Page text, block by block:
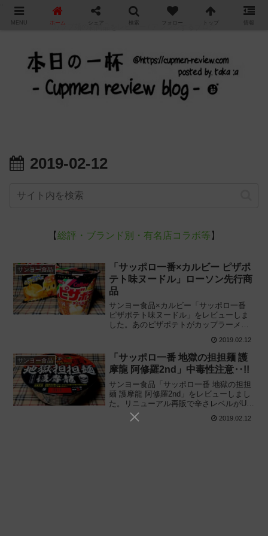
カップ麺の新商品をレビュー / アレンジするブログ
2019-02-12
【総評・ブランド別・有名店コラボ等 】
サンヨー食品
「サッポロ一番×カルビー ピザポ
テト味ヌードル」ローソン先行商
品
サンヨー食品×カルビー「サッポロ一番
ピザポテト味ヌードル」をレビューしま
した。あのピザポテトがカップラーメン
をポテトチップスと食べ比べてみた感想
に基づいて再現度を評価します。
2019.02.12
サンヨー食品
「サッポロ一番 地獄の担担麺 護
摩龍 阿修羅2nd」中毒性注意‥!!
サンヨー食品「サッポロ一番 地獄の担担
麺 護摩龍 阿修羅2nd」をレビューしまし
た。リニューアル再販で辛さレベルがUP
した護摩龍(ごまりゅう)の激辛再現カップ
ラーメン"阿修羅2nd"を実際に食べてみた
2019.02.12
MENU ホーム シェア 検索 フォロー トップ 情報